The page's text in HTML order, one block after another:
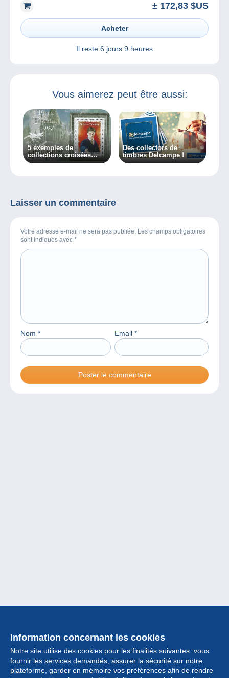
± 172,83 $US
Acheter
Il reste 6 jours 9 heures
Vous aimerez peut être aussi:
5 exemples de
collections croisées
grâce à la philatélie
Des collectors de
timbres Delcampe !
Laisser un commentaire
Votre adresse e-mail ne sera pas publiée. Les champs obligatoires
sont indiqués avec *
Nom * Email *
Information concernant les cookies
Notre site utilise des cookies pour les finalités suivantes :vous
fournir les services demandés, assurer la sécurité sur notre
plateforme, garder en mémoire vos préférences afin de rendre